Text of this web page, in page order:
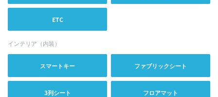
ETC
インテリア（内装）
スマートキー ファブリックシート
3列シート フロアマット